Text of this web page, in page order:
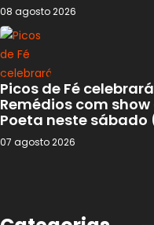
08 agosto 2026
Picos de Fé
Remédios com
Poeta neste sábado
07 agosto 2026